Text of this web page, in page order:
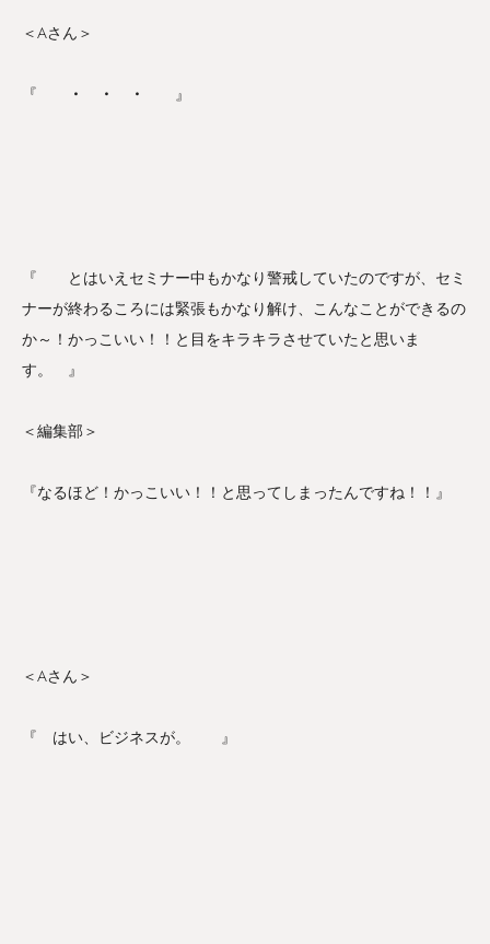
＜Aさん＞
『 ・ ・ ・ 』
『 とはいえセミナー中もかなり警戒していたのですが、セミ
ナーが終わるころには緊張もかなり解け、こんなことができるの
か～！かっこいい！！と目をキラキラさせていたと思いま
す。 』
＜編集部＞
『なるほど！かっこいい！！と思ってしまったんですね！！』
＜Aさん＞
『 はい、ビジネスが。 』